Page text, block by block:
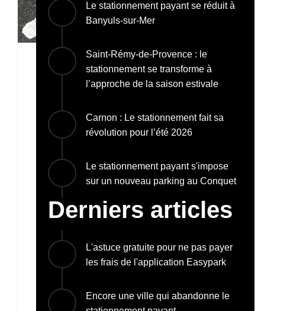
Le stationnement payant se réduit à
Banyuls-sur-Mer
Saint-Rémy-de-Provence : le
stationnement se transforme à
l’approche de la saison estivale
Carnon : Le stationnement fait sa
révolution pour l’été 2026
Le stationnement payant s'impose
sur un nouveau parking au Conquet
Derniers articles
L'astuce gratuite pour ne pas payer
les frais de l'application Easypark
Encore une ville qui abandonne le